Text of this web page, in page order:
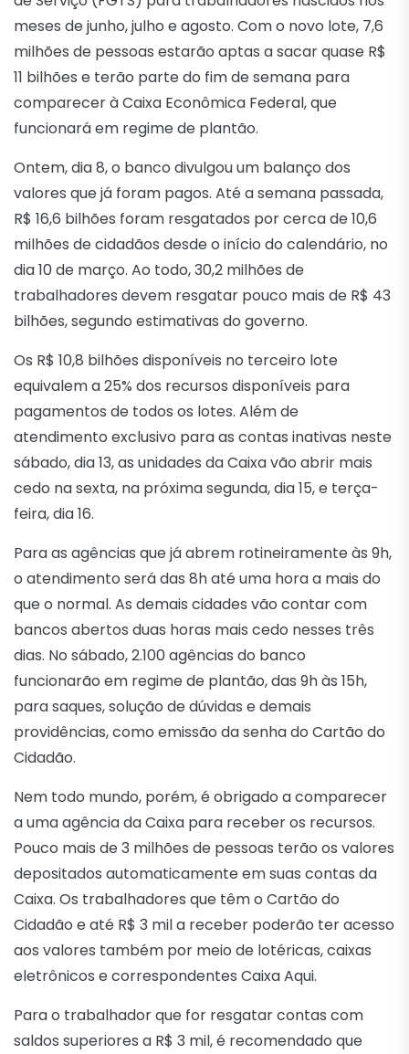
meses de junho, julho e agosto. Com o novo lote, 7,6
milhões de pessoas estarão aptas a sacar quase R$
11 bilhões e terão parte do fim de semana para
comparecer à Caixa Econômica Federal, que
funcionará em regime de plantão.
Ontem, dia 8, o banco divulgou um balanço dos
valores que já foram pagos. Até a semana passada,
R$ 16,6 bilhões foram resgatados por cerca de 10,6
milhões de cidadãos desde o início do calendário, no
dia 10 de março. Ao todo, 30,2 milhões de
trabalhadores devem resgatar pouco mais de R$ 43
bilhões, segundo estimativas do governo.
Os R$ 10,8 bilhões disponíveis no terceiro lote
equivalem a 25% dos recursos disponíveis para
pagamentos de todos os lotes. Além de
atendimento exclusivo para as contas inativas neste
sábado, dia 13, as unidades da Caixa vão abrir mais
cedo na sexta, na próxima segunda, dia 15, e terça-
feira, dia 16.
Para as agências que já abrem rotineiramente às 9h,
o atendimento será das 8h até uma hora a mais do
que o normal. As demais cidades vão contar com
bancos abertos duas horas mais cedo nesses três
dias. No sábado, 2.100 agências do banco
funcionarão em regime de plantão, das 9h às 15h,
para saques, solução de dúvidas e demais
providências, como emissão da senha do Cartão do
Cidadão.
Nem todo mundo, porém, é obrigado a comparecer
a uma agência da Caixa para receber os recursos.
Pouco mais de 3 milhões de pessoas terão os valores
depositados automaticamente em suas contas da
Caixa. Os trabalhadores que têm o Cartão do
Cidadão e até R$ 3 mil a receber poderão ter acesso
aos valores também por meio de lotéricas, caixas
eletrônicos e correspondentes Caixa Aqui.
Para o trabalhador que for resgatar contas com
saldos superiores a R$ 3 mil, é recomendado que